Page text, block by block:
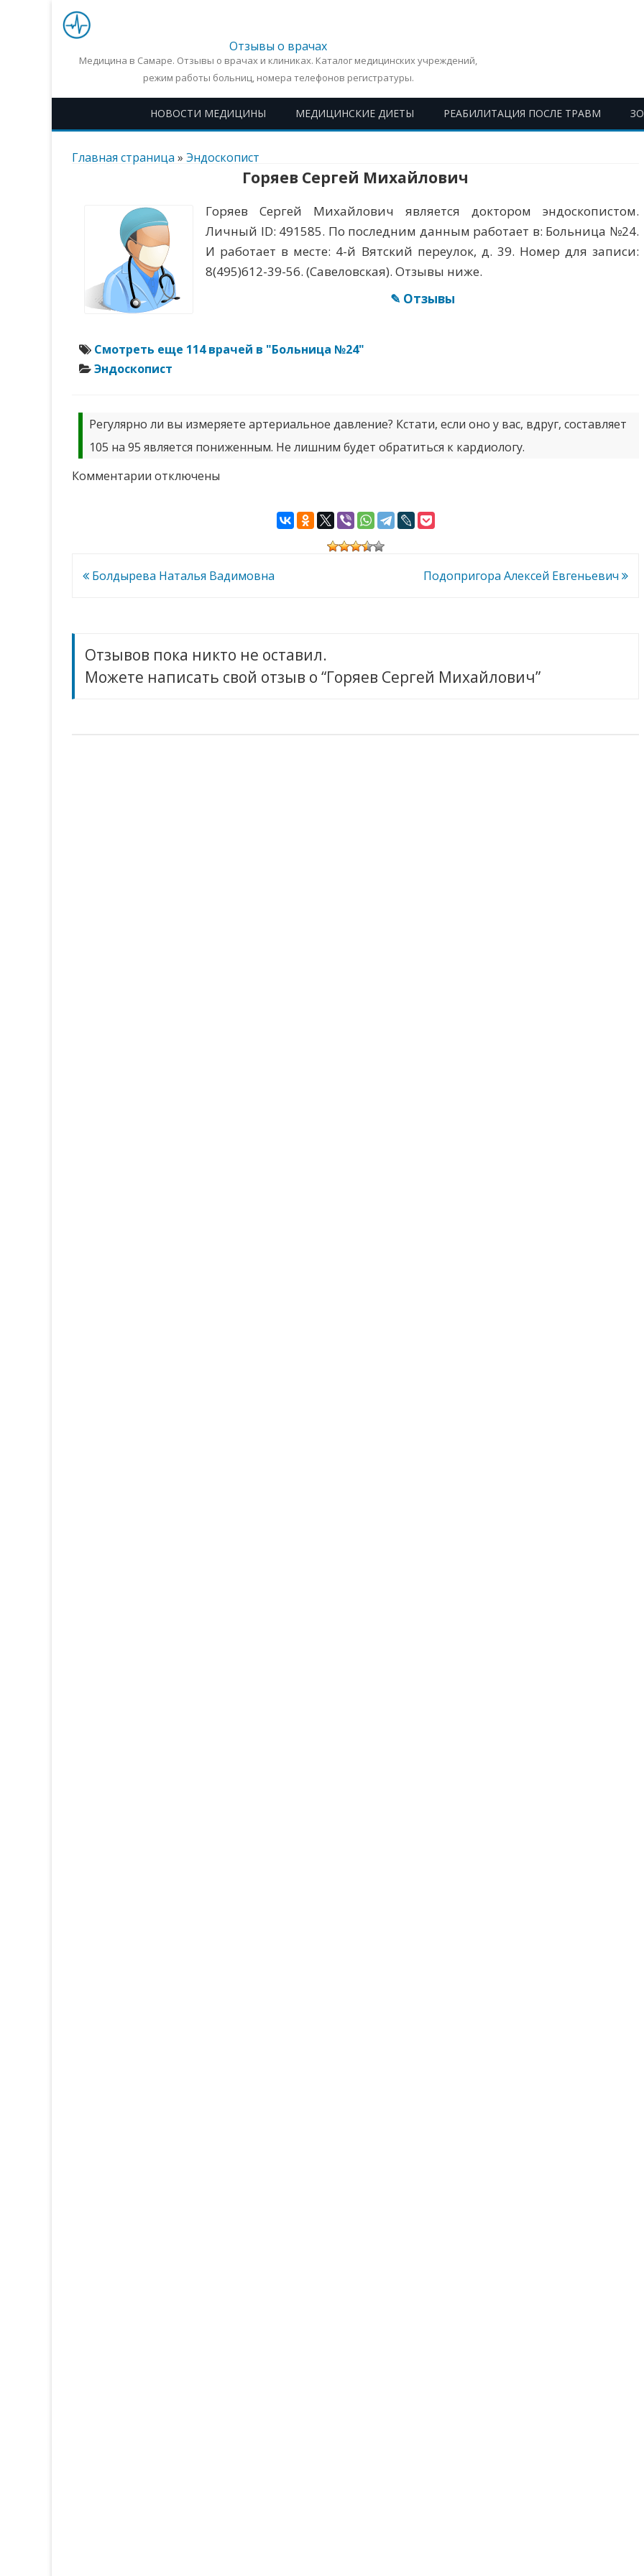
Отзывы о врачах
Медицина в Самаре. Отзывы о врачах и клиниках. Каталог медицинских учреждений,
режим работы больниц, номера телефонов регистратуры.
НОВОСТИ МЕДИЦИНЫ МЕДИЦИНСКИЕ ДИЕТЫ РЕАБИЛИТАЦИЯ ПОСЛЕ ТРАВМ
Перейти
Главная страница » Эндоскопист
Горяев Сергей Михайлович
Горяев Сергей Михайлович является доктором эндоскопистом.
Личный ID: 491585. По последним данным работает в: Больница №24.
И работает в месте: 4-й Вятский переулок, д. 39. Номер для записи:
8(495)612-39-56. (Савеловская). Отзывы ниже.
✎ Отзывы
Смотреть еще 114 врачей в "Больница №24"
Эндоскопист
Регулярно ли вы измеряете артериальное давление? Кстати, если оно у вас, вдруг, составляет
105 на 95 является пониженным. Не лишним будет обратиться к кардиологу.
Комментарии котключены
Навигация
Болдырева Наталья Вадимовна Подопригора Алексей Евгеньевич
Отзывов пока никто не оставил.
Можете написать свой отзыв о “Горяев Сергей Михайлович”